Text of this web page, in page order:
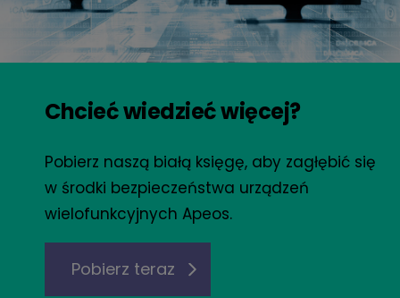
Chcieć wiedzieć więcej?
Pobierz naszą białą księgę, aby zagłębić się
w środki bezpieczeństwa urządzeń
wielofunkcyjnych Apeos.
Pobierz teraz